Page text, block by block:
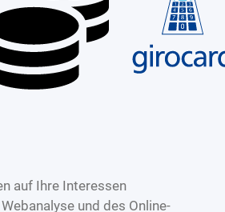
auf Ihre Interessen
und des Online-